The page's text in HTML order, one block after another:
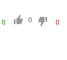
0 0 0